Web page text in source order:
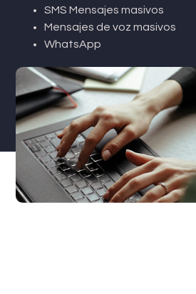
SMS Mensajes masivos
Mensajes de voz masivos
WhatsApp